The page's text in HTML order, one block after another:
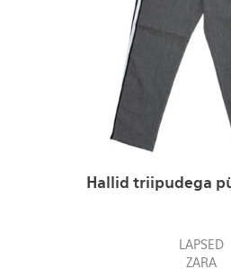
Hallid triipudega
LAPSED
ZARA